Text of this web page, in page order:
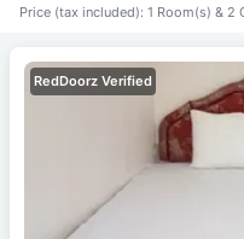
Price (tax included): 1 Room(s) & 2
RedDoorz Verified